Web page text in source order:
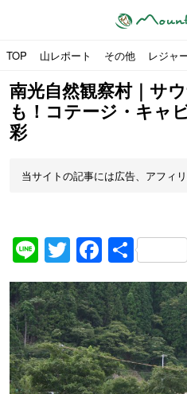
TOP 山レポート その他 レジャ
南光自然観察村｜サ
も！コテージ・キャ
彩
当サイトの記事には広告、アフィ
LineTwitter共
有